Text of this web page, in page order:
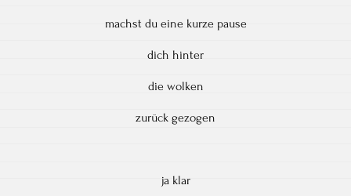
machst du eine kurze pause
dich hinter
die wolken
zurück gezogen
ja klar